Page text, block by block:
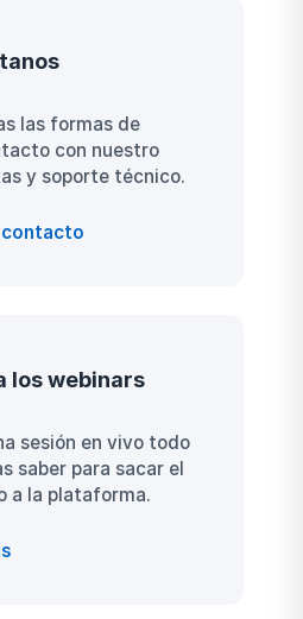
eficiente,
del negocio.
las formas de
con nuestro
y soporte técnico.
los webinars
sesión en vivo todo
saber para sacar el
a la plataforma.